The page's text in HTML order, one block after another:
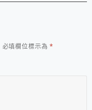
必填欄位標示為*